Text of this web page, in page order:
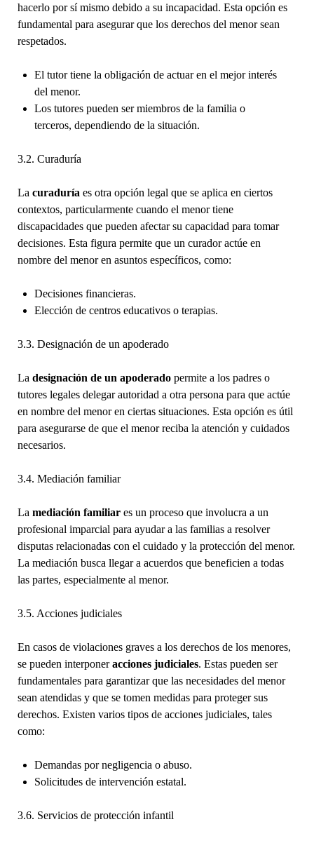
hacerlo por sí mismo debido a su incapacidad. Esta opción es
fundamental para asegurar que los derechos del menor sean
respetados.
El tutor tiene la obligación de actuar en el mejor interés
del menor.
Los tutores pueden ser miembros de la familia o
terceros, dependiendo de la situación.
3.2. Curaduría
La curaduría es otra opción legal que se aplica en ciertos
contextos, particularmente cuando el menor tiene
discapacidades que pueden afectar su capacidad para tomar
decisiones. Esta figura permite que un curador actúe en
nombre del menor en asuntos específicos, como:
Decisiones financieras.
Elección de centros educativos o terapias.
3.3. Designación de un apoderado
La designación de un apoderadopermite a los padres o
tutores legales delegar autoridad a otra persona para que actúe
en nombre del menor en ciertas situaciones. Esta opción es útil
para asegurarse de que el menor reciba la atención y cuidados
necesarios.
3.4. Mediación familiar
La mediación familiares un proceso que involucra a un
profesional imparcial para ayudar a las familias a resolver
disputas relacionadas con el cuidado y la protección del menor.
La mediación busca llegar a acuerdos que beneficien a todas
las partes, especialmente al menor.
3.5. Acciones judiciales
En casos de violaciones graves a los derechos de los menores,
se pueden interponeracciones judiciales. Estas pueden ser
fundamentales para garantizar que las necesidades del menor
sean atendidas y que se tomen medidas para proteger sus
derechos. Existen varios tipos de acciones judiciales, tales
como:
Demandas por negligencia o abuso.
Solicitudes de intervención estatal.
3.6. Servicios de protección infantil